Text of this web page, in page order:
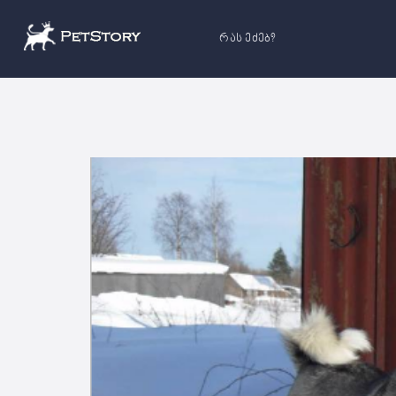
რას ეძებ?